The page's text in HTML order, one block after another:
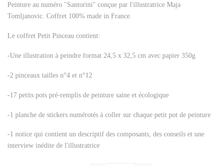
Peinture au numéro "Santorini" conçue par l'illustratrice Maja
Tomljanovic . Coffret 100% made in France.
Le coffret Petit Pinceau contient:
-Une illustration à peindre format 24,5 x 32,5 cm avec papier 350g
-2 pinceaux tailles n°4 et n°12
-17 petits pots pré-remplis de peinture saine et écologique
-1 planche de stickers numérotés à coller sur chaque petit pot de peinture
-1 notice qui contient un descriptif des composants, des conseils et une
interview inédite de l'illustratrice